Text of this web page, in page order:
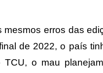
erros das
de 2022, o país
o mau